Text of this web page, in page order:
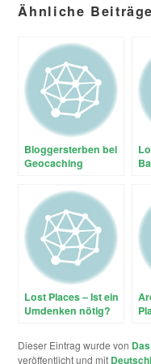
Ähnliche
Bloggersterben bei
Geocaching
Lost Places?
Lost Places – Ist ein
Umdenken nötig?
Dieser Eintrag wurde von
veröffentlicht und mit